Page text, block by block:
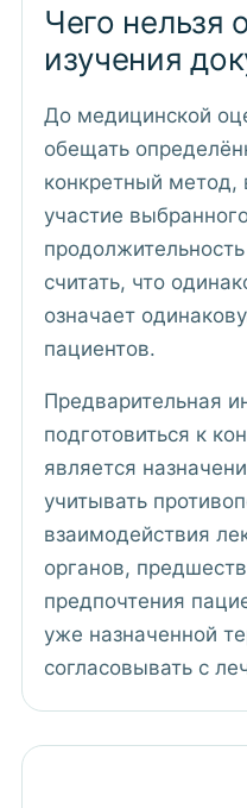
Чего нельзя
изучения
До медицинской
обещать
конкретный метод,
участие
считать, что
означает
пациентов.
Предварительная
подготовиться к
является
учитывать
взаимодействия
органов,
предпочтения
уже назначенной
согласовывать с